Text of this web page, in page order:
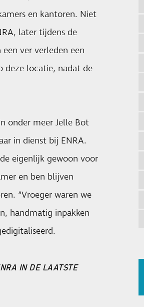
en kantoren. Niet
later tijdens de
ver verleden een
deze locatie, nadat de
onder meer Jelle Bot
in dienst bij ENRA.
eigenlijk gewoon voor
en ben blijven
“Vroeger waren we
handmatig inpakken
IN DE LAATSTE